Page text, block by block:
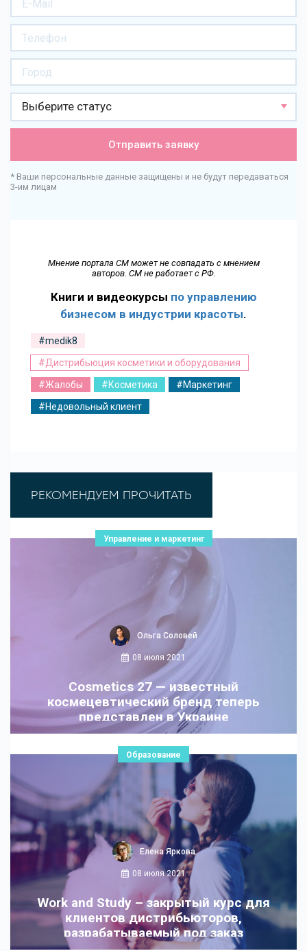
Выберите статус
Отправить заявку
* Ваши персональные данные защищены и не будут передаваться
3-им лицам
Мнение портала СМ может не совпадать с мнением
авторов. СМ не работает с РФ.
Книги и видеокурсы по управлению
бизнесом в индустрии красоты.
#medik8
#Дистрибьюция косметики и оборудования
#Жалобы
#Косметика
#Маркетинг
#Недовольный клиент
РЕКОМЕНДУЕМ ПРОЧИТАТЬ
Управление и маркетинг
Ольга Соловей
08 июля 2021
Cosmetics 27 — известный
космецевтический бренд теперь
представлен в Украине
Образование
Елена Яркова
08 июля 2021
Work and Study – закрытый курс для
клиентов дистрибьюторов,
разрабатываемый под заказ